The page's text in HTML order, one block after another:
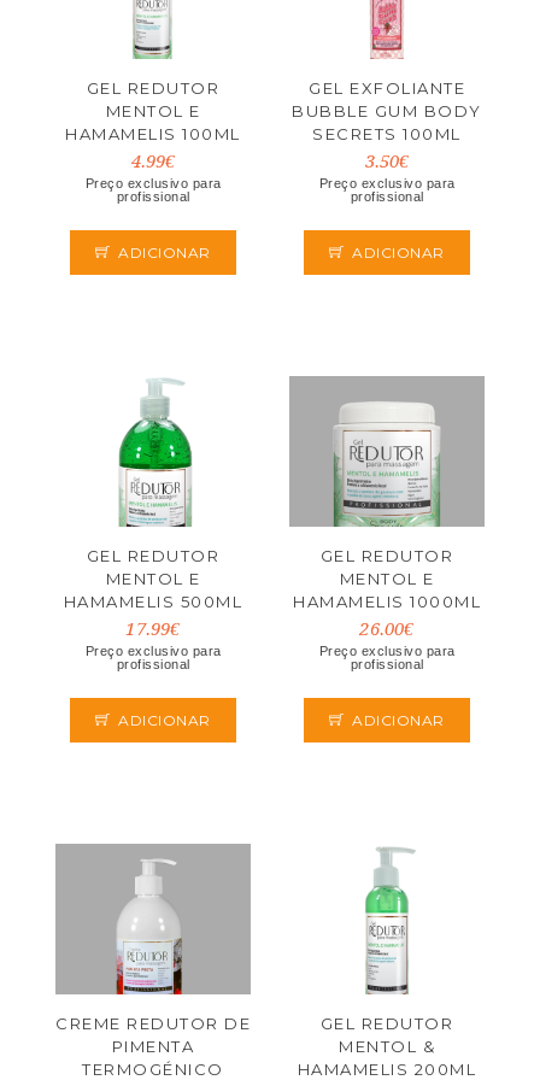
GEL REDUTOR
MENTOL E
HAMAMELIS 100ML
4.99€
Preço exclusivo para
profissional
ADICIONAR
GEL EXFOLIANTE
BUBBLE GUM BODY
SECRETS 100ML
3.50€
Preço exclusivo para
profissional
ADICIONAR
GEL REDUTOR
MENTOL E
HAMAMELIS 500ML
17.99€
Preço exclusivo para
profissional
ADICIONAR
GEL REDUTOR
MENTOL E
HAMAMELIS 1000ML
26.00€
Preço exclusivo para
profissional
ADICIONAR
CREME REDUTOR DE
PIMENTA
TERMOGÉNICO
GEL REDUTOR
MENTOL &
HAMAMELIS 200ML